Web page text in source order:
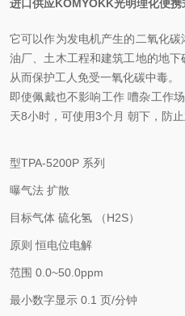
进口供应KOMYOKK光明理化便
它可以作为发电机产生的二氧化
油厂、土木工程和建筑工地的地下
从而保护工人免受一氧化碳中毒。
即使佩戴也不影响工作 嘈杂工作
天8小时，可使用3个月 朝下，防
型TPA-5200P 系列
曝气法 扩散
目标气体 硫化氢 （H2S）
原则 恒电位电解
范围 0.0~50.0ppm
最小数字显示 0.1 页/分钟